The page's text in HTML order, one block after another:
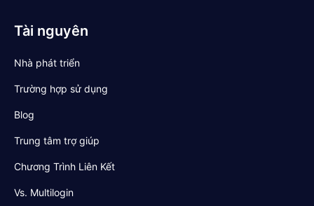
Tài nguyên
Nhà phát triển
Trường hợp sử dụng
Blog
Trung tâm trợ giúp
Chương Trình Liên Kết
Vs. Multilogin